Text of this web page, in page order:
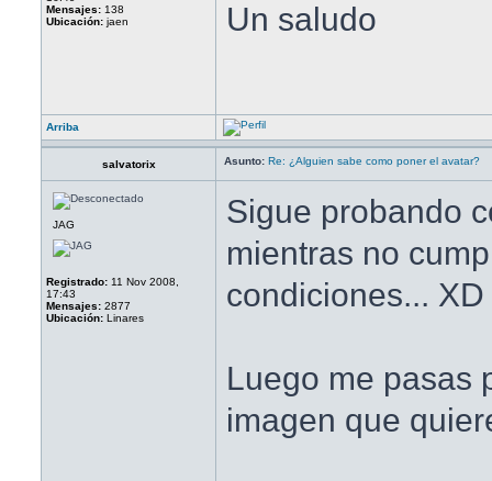
Mensajes: 138
Ubicación: jaen
Un saludo
Arriba
salvatorix Asunto: Re: ¿Alguien sabe como poner el avatar?
JAG
Registrado: 11 Nov 2008,
17:43
Mensajes: 2877
Ubicación: Linares
Sigue probando
mientras no
condiciones... XD
Luego me pasas
imagen que